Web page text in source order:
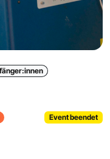
Event beendet